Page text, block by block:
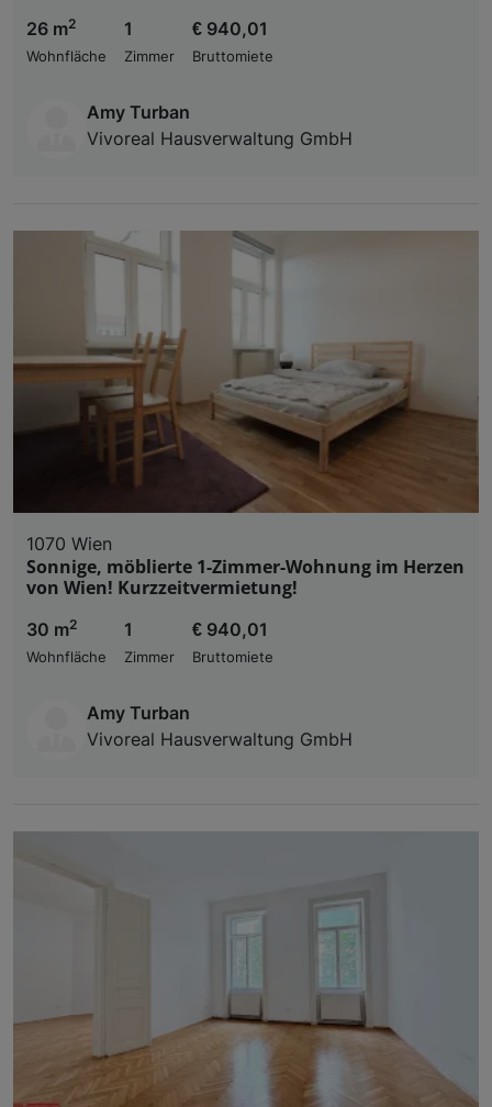
26 m2
Wohnfläche
1
Zimmer
€ 940,01
Bruttomiete
Amy Turban
Vivoreal Hausverwaltung GmbH
1070 Wien
Sonnige, möblierte 1-Zimmer-Wohnung im Herzen
von Wien! Kurzzeitvermietung!
30 m2
Wohnfläche
1
Zimmer
€ 940,01
Bruttomiete
Amy Turban
Vivoreal Hausverwaltung GmbH